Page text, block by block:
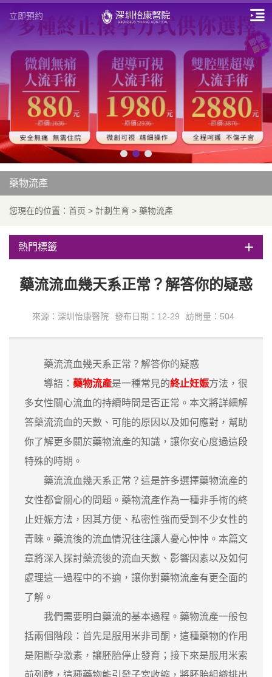
立即預約
藥物流產
您現在的位置： 首页 > 計劃生育 > 藥物流產
熱門標籤
藥流流血幾天系正常？解答你的疑惑
來源：深圳怡康醫院 發布日期：12-29 訪問量：504
藥流流血幾天系正常？解答你的疑惑
導語： 藥物流產是一種常見的終止妊娠方法，很
多女性關心流血的持續時間是否正常。本文將詳細解
答藥流流血的天數、可能的原因以及如何應對，幫助
你了解更多關於藥物流產的知識，讓你安心度過這段
特殊的時期。
藥流流血幾天系正常？這是許多選擇藥物流產的
女性都會關心的問題。藥物流產作為一種非手術的終
止妊娠方法，因其方便、私密性強而受到不少女性的
青睞。藥流後的流血情況往往讓人憂心忡忡。本篇文
章將深入探討藥流後的流血天數、影響因素以及如何
處理這一過程中的不適，讓你對藥物流產有更全面的
了解。
我們需要明白藥流的基本過程。藥物流產一般包
括兩個階段：首先是服用米非司酮，這種藥物的作用
是阻斷孕激素，讓胚胎停止發育；接下來是服用米索
前列醇，這種藥物能引發子宮收縮，將胚胎組織排出